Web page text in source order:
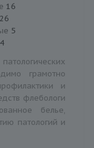
16
26
5
4
грамотно
и
флебологи
белье,
патологий и